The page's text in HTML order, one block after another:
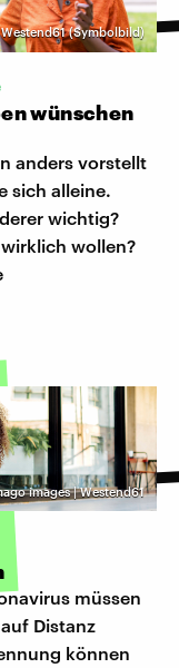
(Symbolbild)
wünschen
anders vorstellt
sich alleine.
wichtig?
wollen?
images | Westend61
müssen
Distanz
können